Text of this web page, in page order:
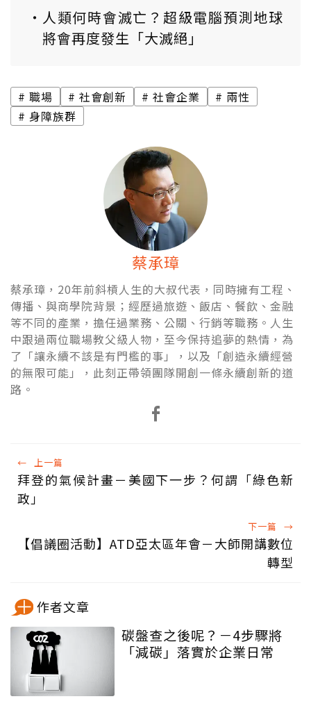
人類何時會滅亡？超級電腦預測地球
將會再度發生「大滅絕」
職場 社會創新 社會企業
兩性
身障族群
蔡承璋
蔡承璋，20年前斜槓人生的大叔代表，同時擁有工程、
傳播、與商學院背景；經歷過旅遊、飯店、餐飲、金融
等不同的產業，擔任過業務、公關、行銷等職務。人生
中跟過兩位職場教父級人物，至今保持追夢的熱情，為
了「讓永續不該是有門檻的事」，以及「創造永續經營
的無限可能」，此刻正帶領團隊開創一條永續創新的道
路。
← 上一篇
拜登的氣候計畫－美國下一步？何謂「綠色新
政」
下一篇 →
【倡議圈活動】ATD亞太區年會－大師開講數位
轉型
作者文章
碳盤查之後呢？－4步驟將
「減碳」落實於企業日常